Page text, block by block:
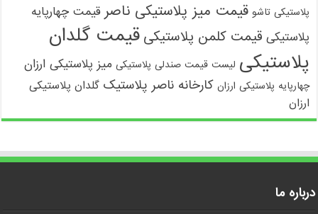
پلاستیکی تاشو قیمت میز پلاستیکی ناصر قیمت چهارپایه
پلاستیکی قیمت کلمن پلاستیکی قیمت گلدان
پلاستیکی لیست قیمت صندلی پلاستیکی میز پلاستیکی ارزان
چهارپایه پلاستیکی ارزان کارخانه ناصر پلاستیک گلدان پلاستیکی
ارزان
درباره ما